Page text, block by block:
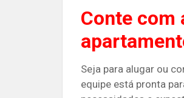
Conte com
Seja para alugar ou
equipe está pronta